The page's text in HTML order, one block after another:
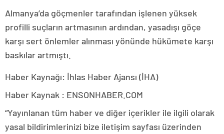
Almanya’da göçmenler tarafından işlenen yüksek
profilli suçların artmasının ardından, yasadışı göçe
karşı sert önlemler alınması yönünde hükümete karşı
baskılar artmıştı.
Haber Kaynağı: İhlas Haber Ajansı (İHA)
Haber Kaynak : ENSONHABER.COM
“Yayınlanan tüm haber ve diğer içerikler ile ilgili olarak
yasal bildirimlerinizi bize iletişim sayfası üzerinden